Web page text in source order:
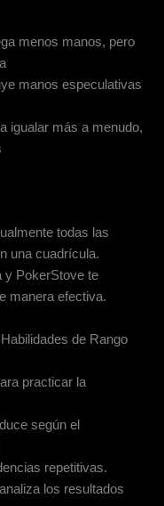
menos manos, pero
manos especulativas
igualar más a menudo,
todas las
una cuadrícula.
y PokerStove te
manera efectiva.
de Rango
practicar la
según el
repetitivas.
los resultados